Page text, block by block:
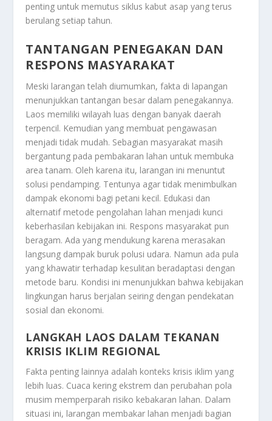
penting untuk memutus siklus kabut asap yang terus
berulang setiap tahun.
TANTANGAN PENEGAKAN DAN
RESPONS MASYARAKAT
Meski larangan telah diumumkan, fakta di lapangan
menunjukkan tantangan besar dalam penegakannya.
Laos memiliki wilayah luas dengan banyak daerah
terpencil. Kemudian yang membuat pengawasan
menjadi tidak mudah. Sebagian masyarakat masih
bergantung pada pembakaran lahan untuk membuka
area tanam. Oleh karena itu, larangan ini menuntut
solusi pendamping. Tentunya agar tidak menimbulkan
dampak ekonomi bagi petani kecil. Edukasi dan
alternatif metode pengolahan lahan menjadi kunci
keberhasilan kebijakan ini. Respons masyarakat pun
beragam. Ada yang mendukung karena merasakan
langsung dampak buruk polusi udara. Namun ada pula
yang khawatir terhadap kesulitan beradaptasi dengan
metode baru. Kondisi ini menunjukkan bahwa kebijakan
lingkungan harus berjalan seiring dengan pendekatan
sosial dan ekonomi.
LANGKAH LAOS DALAM TEKANAN
KRISIS IKLIM REGIONAL
Fakta penting lainnya adalah konteks krisis iklim yang
lebih luas. Cuaca kering ekstrem dan perubahan pola
musim memperparah risiko kebakaran lahan. Dalam
situasi ini, larangan membakar lahan menjadi bagian